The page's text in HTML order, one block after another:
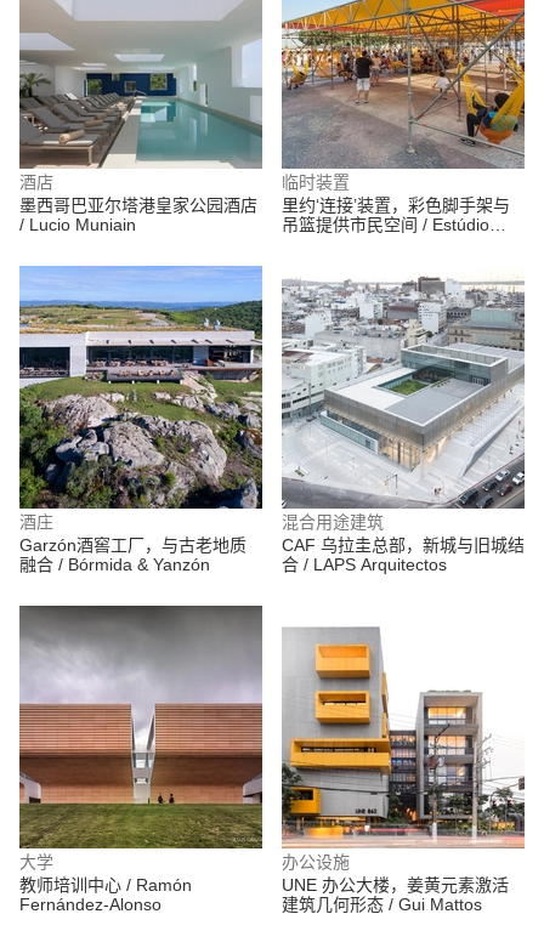
酒店
墨西哥巴亚尔塔港皇家公园酒店
/ Lucio Muniain
临时装置
里约‘连接’装置，彩色脚手架与
吊篮提供市民空间 / Estúdio
酒庄
Garzón酒窖工厂，与古老地质
融合 / Bórmida & Yanzón
混合用途建筑
CAF 乌拉圭总部，新城与旧城结
合 / LAPS Arquitectos
大学
教师培训中心 / Ramón
Fernández-Alonso
办公设施
UNE 办公大楼，姜黄元素激活
建筑几何形态 / Gui Mattos